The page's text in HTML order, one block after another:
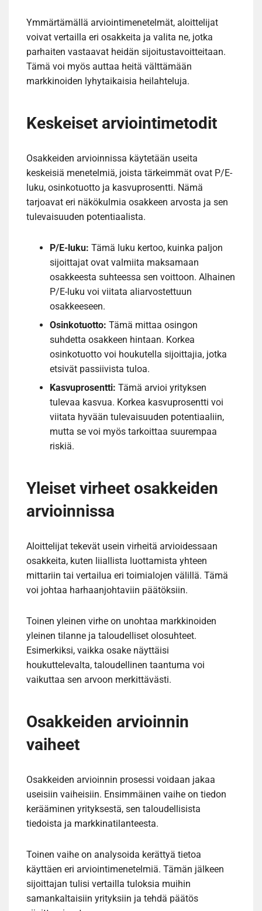
Ymmärtämällä arviointimenetelmät, aloittelijat
voivat vertailla eri osakkeita ja valita ne, jotka
parhaiten vastaavat heidän sijoitustavoitteitaan.
Tämä voi myös auttaa heitä välttämään
markkinoiden lyhytaikaisia heilahteluja.
Keskeiset arviointimetodit
Osakkeiden arvioinnissa käytetään useita
keskeisiä menetelmiä, joista tärkeimmät ovat P/E-
luku, osinkotuotto ja kasvuprosentti. Nämä
tarjoavat eri näkökulmia osakkeen arvosta ja sen
tulevaisuuden potentiaalista.
P/E-luku: Tämä luku kertoo, kuinka paljon
sijoittajat ovat valmiita maksamaan
osakkeesta suhteessa sen voittoon. Alhainen
P/E-luku voi viitata aliarvostettuun
osakkeeseen.
Osinkotuotto: Tämä mittaa osingon
suhdetta osakkeen hintaan. Korkea
osinkotuotto voi houkutella sijoittajia, jotka
etsivät passiivista tuloa.
Kasvuprosentti: Tämä arvioi yrityksen
tulevaa kasvua. Korkea kasvuprosentti voi
viitata hyvään tulevaisuuden potentiaaliin,
mutta se voi myös tarkoittaa suurempaa
riskiä.
Yleiset virheet osakkeiden
arvioinnissa
Aloittelijat tekevät usein virheitä arvioidessaan
osakkeita, kuten liiallista luottamista yhteen
mittariin tai vertailua eri toimialojen välillä. Tämä
voi johtaa harhaanjohtaviin päätöksiin.
Toinen yleinen virhe on unohtaa markkinoiden
yleinen tilanne ja taloudelliset olosuhteet.
Esimerkiksi, vaikka osake näyttäisi
houkuttelevalta, taloudellinen taantuma voi
vaikuttaa sen arvoon merkittävästi.
Osakkeiden arvioinnin
vaiheet
Osakkeiden arvioinnin prosessi voidaan jakaa
useisiin vaiheisiin. Ensimmäinen vaihe on tiedon
kerääminen yrityksestä, sen taloudellisista
tiedoista ja markkinatilanteesta.
Toinen vaihe on analysoida kerättyä tietoa
käyttäen eri arviointimenetelmiä. Tämän jälkeen
sijoittajan tulisi vertailla tuloksia muihin
samankaltaisiin yrityksiin ja tehdä päätös